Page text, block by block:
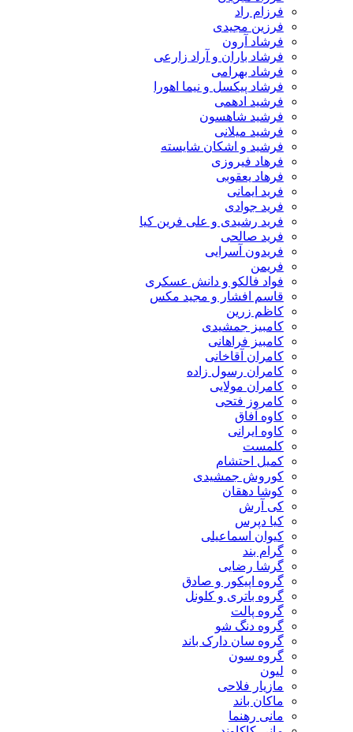
فرزام راد
فرزین مجیدی
فرشاد آرون
فرشاد باران و آراد زارعی
فرشاد بهرامی
فرشاد پیکسل و نیما اهورا
فرشید ادهمی
فرشید شاهسون
فرشید میلانی
فرشید و اشکان شایسته
فرهاد فیروزی
فرهاد یعقوبی
فرید ایمانی
فرید جوادی
فرید رشیدی و علی فرین کیا
فرید صالحی
فریدون آسرایی
فریمن
فواد فالکو و دانش عسکری
قاسم افشار و مجید مکس
کاظم زرین
کامبیز جمشیدی
کامبیز فراهانی
کامران آقاخانی
کامران رسول زاده
کامران مولایی
کامروز فتحی
کاوه آفاق
کاوه ایرانی
کلمست
کمیل احتشام
کوروش جمشیدی
کوشا دهقان
کی آرش
کیا دپرس
کیوان اسماعیلی
گرام بند
گرشا رضایی
گروه اپیکور و صادق
گروه باتری و کلونل
گروه پالت
گروه دنگ شو
گروه سان دارک باند
گروه سون
لیون
مازیار فلاحی
ماکان باند
مانی رهنما